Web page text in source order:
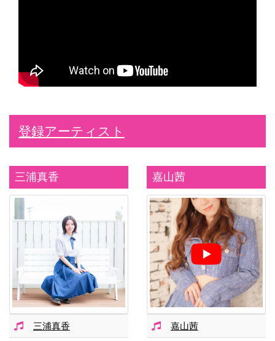
登録アーティスト
三浦真香
三浦真香
嘉山茜
嘉山茜